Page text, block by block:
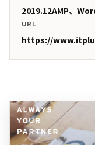
2019.12AMP、
URL
https://